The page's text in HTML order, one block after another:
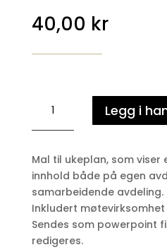
40,00 kr
for
samarbeidende
avdelinger
antall
Legg i
Mal til ukeplan, som viser
innhold både på egen
samarbeidende avdeling.
Inkludert
Sendes som powerpoint
redigeres.